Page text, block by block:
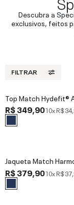
Descubra a
exclusivos, feitos
FILTRAR
Top Match Hydefit®
R$ 349,9010xR$
Jaqueta Match
R$ 379,9010xR$